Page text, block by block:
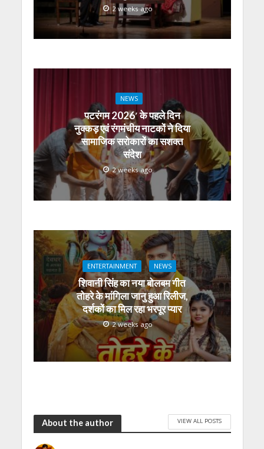
2 weeks ago
NEWS
पटरंगम 2026′ के पहले दिन
नुक्कड़ एवं रंगमंचीय नाटकों ने दिया
सामाजिक सरोकारों का सशक्त
संदेश
2 weeks ago
ENTERTAINMENT NEWS
शिवानी सिंह का नया बोलबम गीत
तोहरे के मांगिला जानु हुआ रिलीज,
दर्शकों का मिल रहा भरपूर प्यार
2 weeks ago
About the author VIEW ALL POSTS